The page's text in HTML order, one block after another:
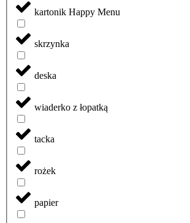
kartonik Happy Menu
skrzynka
deska
wiaderko z łopatką
tacka
rożek
papier